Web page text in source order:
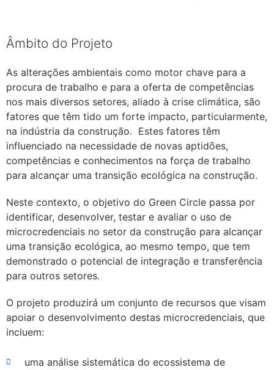
Âmbito do Projeto
As alterações ambientais como motor chave para a
procura de trabalho e para a oferta de competências
nos mais diversos setores, aliado à crise climática, são
fatores que têm tido um forte impacto, particularmente,
na indústria da construção. Estes fatores têm
influenciado na necessidade de novas aptidões,
competências e conhecimentos na força de trabalho
para alcançar uma transição ecológica na construção.
Neste contexto, o objetivo do Green Circle passa por
identificar, desenvolver, testar e avaliar o uso de
microcredenciais no setor da construção para alcançar
uma transição ecológica, ao mesmo tempo, que tem
demonstrado o potencial de integração e transferência
para outros setores.
O projeto produzirá um conjunto de recursos que visam
apoiar o desenvolvimento destas microcredenciais, que
incluem:
uma análise sistemática do ecossistema de